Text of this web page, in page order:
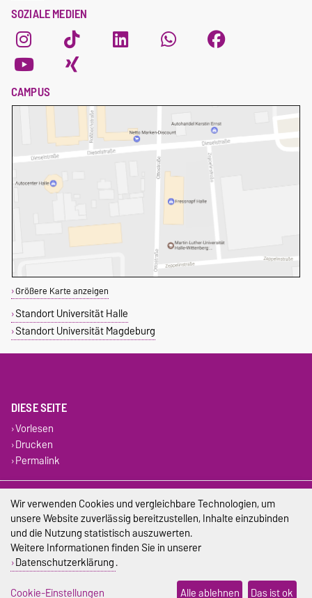
SOZIALE MEDIEN
CAMPUS
Größere Karte anzeigen
Standort Universität Halle
Standort Universität Magdeburg
DIESE SEITE
Vorlesen
Drucken
Permalink
Impressum
Datenschutz
Barrierefreiheit
Cookie-Einstellungen
Wir verwenden Cookies und vergleichbare Technologien, um
unsere Website zuverlässig bereitzustellen, Inhalte einzubinden
und die Nutzung statistisch auszuwerten.
Weitere Informationen finden Sie in unserer
Datenschutzerklärung.
Cookie-Einstellungen
Alle ablehnen Das ist ok